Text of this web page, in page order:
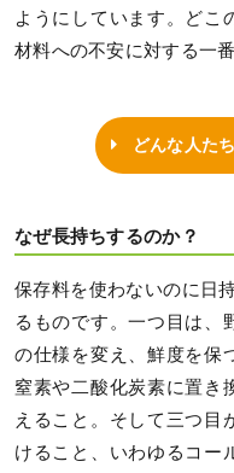
ようにしています。どこ
材料への不安に対する一
どんな人た
なぜ長持ちするのか？
保存料を使わないのに日
るものです。一つ目は、
の仕様を変え、鮮度を保
窒素や二酸化炭素に置き
えること。そして三つ目
けること、いわゆるコー